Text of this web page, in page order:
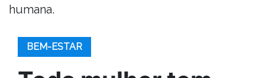
humana.
BEM-ESTAR